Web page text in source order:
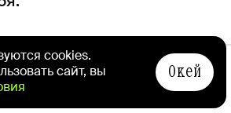
cookies.
сайт, вы
Окей